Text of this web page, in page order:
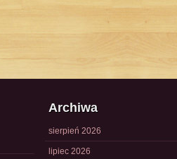
Archiwa
sierpień 2026
lipiec 2026